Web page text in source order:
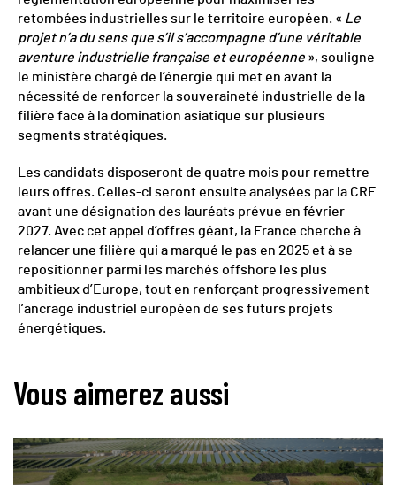
retombées industrielles sur le territoire européen. « Le
projet n’a du sens que s’il s’accompagne d’une véritable
aventure industrielle française et européenne », souligne
le ministère chargé de l’énergie qui met en avant la
nécessité de renforcer la souveraineté industrielle de la
filière face à la domination asiatique sur plusieurs
segments stratégiques.
Les candidats disposeront de quatre mois pour remettre
leurs offres. Celles-ci seront ensuite analysées par la CRE
avant une désignation des lauréats prévue en février
2027. Avec cet appel d’offres géant, la France cherche à
relancer une filière qui a marqué le pas en 2025 et à se
repositionner parmi les marchés offshore les plus
ambitieux d’Europe, tout en renforçant progressivement
l’ancrage industriel européen de ses futurs projets
énergétiques.
Vous aimerez aussi